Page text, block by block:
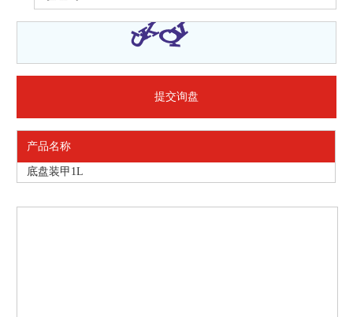
产品名称
底盘装甲1L